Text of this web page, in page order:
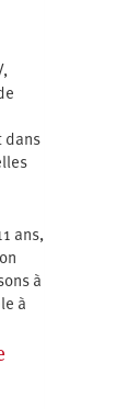
dans
ans,
à
à